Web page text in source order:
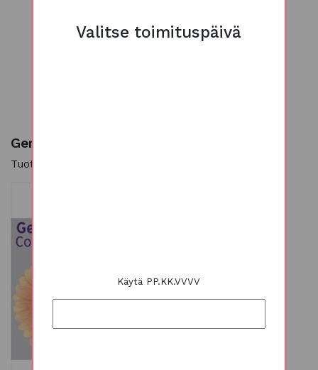
Valitse toimituspäivä
Käytä PP.KK.VVVV
Germini/minigerbera persikka 10 kpl
Tuotekoodi: 281022